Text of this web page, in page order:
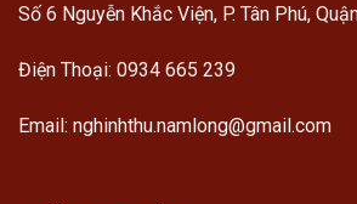
Số 6 Nguyễn Khắc Viện, P. Tân Phú,
Điện Thoại: 0934 665 239
Email: nghinhthu.namlong@gmail.com